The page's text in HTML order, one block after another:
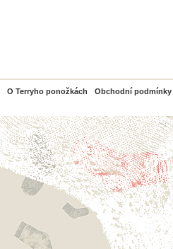
O Terryho ponožkách Obchodní podmínky
PayPal